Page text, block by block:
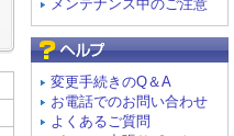
メンテナンス中のご注意
変更手続きのQ＆A
お電話でのお問い合わせ
よくあるご質問